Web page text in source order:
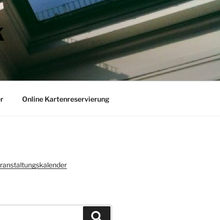
Online Kartenreservierung